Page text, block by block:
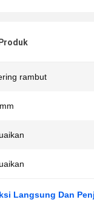
rambut
Langsung Dan